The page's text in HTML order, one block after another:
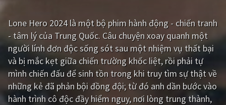
Kinh dị Tội phạm - Hình sự
Phiêu lưu Hài hước
Viễn tưởng Khoa học - Tài liệu
Hoạt hình Thể thao
Lone Hero 2024 là một bộ phim hành động - chiến tranh
- tâm lý của Trung Quốc. Câu chuyện xoay quanh một
người lính đơn độc sống sót sau một nhiệm vụ thất bại
và bị mắc kẹt giữa chiến trường khốc liệt, rồi phải tự
mình chiến đấu để sinh tồn trong khi truy tìm sự thật về
những kẻ đã phản bội đồng đội; từ đó anh dần bước vào
hành trình cô độc đầy hiểm nguy, nơi lòng trung thành,